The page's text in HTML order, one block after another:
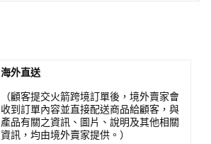
海外直送
（顧客提交火箭跨境訂單後，境外賣家會
收到訂單內容並直接配送商品給顧客，與
產品有關之資訊、圖片、說明及其他相關
資訊，均由境外賣家提供。）